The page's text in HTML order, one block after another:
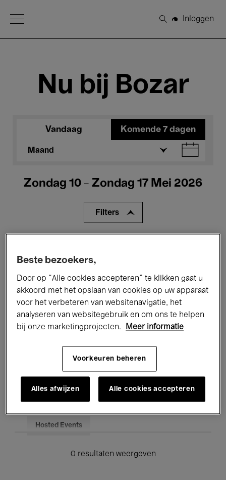
Open Menu
Zoeken
Inloggen
Nu bij Bozar
Vandaag Komende 7 dagen
Maand
Zondag 10 - Zondag 17 Mei 2026
Filters
Performances Lezingen & Debatten
Jazz Klassieke Muziek Global Music
Voor iedereen Kids’ Palace
Onderwijs Rondleidingen
Hosted Events
0 resultaten weergeven
Beste bezoekers,
Door op “Alle cookies accepteren” te klikken gaat u
akkoord met het opslaan van cookies op uw apparaat
voor het verbeteren van websitenavigatie, het
analyseren van websitegebruik en om ons te helpen
bij onze marketingprojecten.
Meer informatie
Voorkeuren beheren
Alles afwijzen Alle cookies accepteren